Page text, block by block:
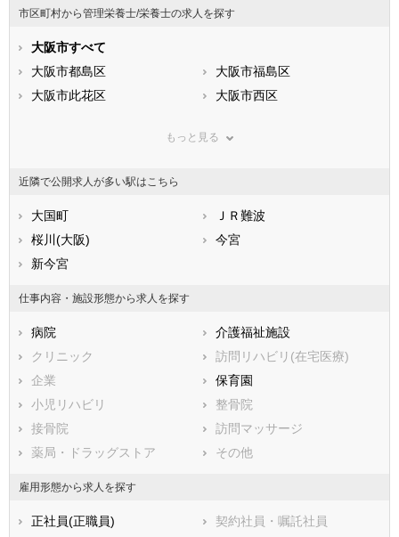
石川県
福井県
静岡県
滋賀県
大阪府
兵庫県
和歌山県
山口県
福岡県
佐賀県
熊本県
鹿児島県
市区町村から管理栄養士/栄養士の求人を探す
大阪市すべて
大阪市都島区
大阪市福島区
大阪市此花区
大阪市西区
大阪市浪速区
大阪市東成区
大阪市旭区
大阪市城東区
大阪市阿倍野区
大阪市住吉区
大阪市東住吉区
大阪市北区
大阪市中央区
堺市すべて
堺市堺区
堺市中区
堺市東区
堺市西区
堺市南区
堺市北区
堺市美原区
市部
池田市
吹田市
もっと見る
近隣で公開求人が多い駅はこちら
大国町
ＪＲ難波
桜川(大阪)
今宮
新今宮
仕事内容・施設形態から求人を探す
病院
介護福祉施設
クリニック
訪問リハビリ(在宅医療)
企業
保育園
小児リハビリ
整骨院
接骨院
訪問マッサージ
薬局・ドラッグストア
その他
雇用形態から求人を探す
正社員(正職員)
契約社員・嘱託社員